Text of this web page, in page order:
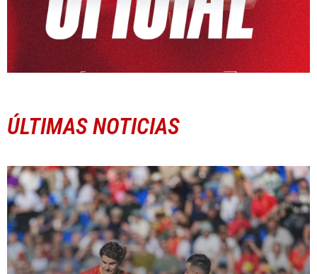
ÚLTIMAS NOTICIAS